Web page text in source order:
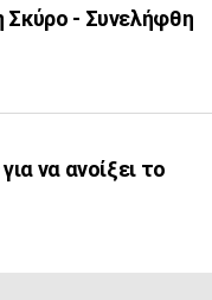
Σκύρο - Συνελήφθη
να ανοίξει το